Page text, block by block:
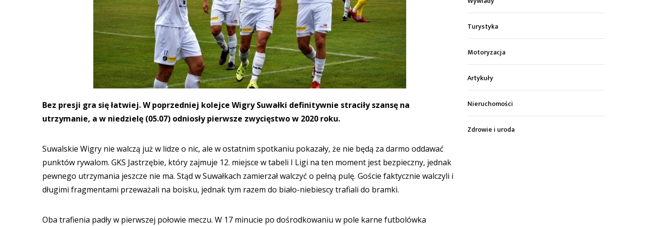
Bez presji gra się łatwiej. W poprzedniej kolejce Wigry Suwałki definitywnie straciły szansę na
utrzymanie, a w niedzielę (05.07) odniosły pierwsze zwycięstwo w 2020 roku.
Suwalskie Wigry nie walczą już w lidze o nic, ale w ostatnim spotkaniu pokazały, że nie będą za darmo oddawać
punktów rywalom. GKS Jastrzębie, który zajmuje 12. miejsce w tabeli I Ligi na ten moment jest bezpieczny, jednak
pewnego utrzymania jeszcze nie ma. Stąd w Suwałkach zamierzał walczyć o pełną pulę. Goście faktycznie walczyli i
długimi fragmentami przeważali na boisku, jednak tym razem do biało-niebiescy trafiali do bramki.
Oba trafienia padły w pierwszej połowie meczu. W 17 minucie po dośrodkowaniu w pole karne futbolówka
Turystyka
Motoryzacja
Artykuły
Nieruchomości
Zdrowie i uroda